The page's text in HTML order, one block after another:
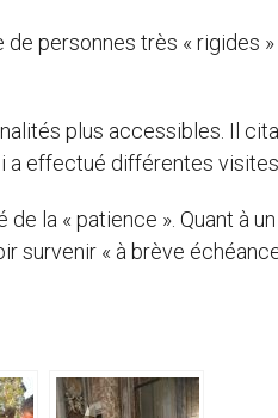
personnes très « rigides
plus accessibles. Il
a effectué différentes
la « patience ». Quant à
« à brève échéance